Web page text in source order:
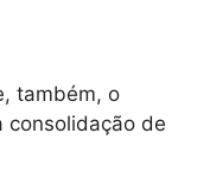
também, o
consolidação de